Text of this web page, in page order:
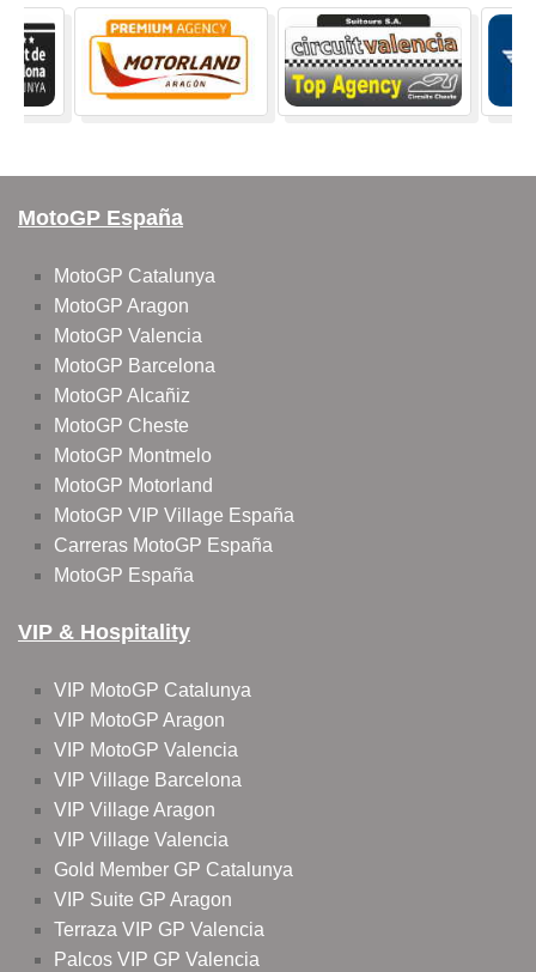
MotoGP España
MotoGP Catalunya
MotoGP Aragon
MotoGP Valencia
MotoGP Barcelona
MotoGP Alcañiz
MotoGP Cheste
MotoGP Montmelo
MotoGP Motorland
MotoGP VIP Village España
Carreras MotoGP España
MotoGP España
VIP & Hospitality
VIP MotoGP Catalunya
VIP MotoGP Aragon
VIP MotoGP Valencia
VIP Village Barcelona
VIP Village Aragon
VIP Village Valencia
Gold Member GP Catalunya
VIP Suite GP Aragon
Terraza VIP GP Valencia
Palcos VIP GP Valencia